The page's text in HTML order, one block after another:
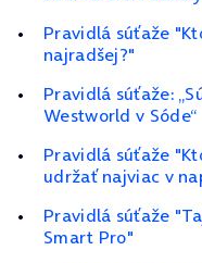
Pravidlá súťaže
najradšej?"
Pravidlá súťaže:
Westworld v Sóde“
Pravidlá súťaže
udržať najviac v
Pravidlá súťaže
Smart Pro"